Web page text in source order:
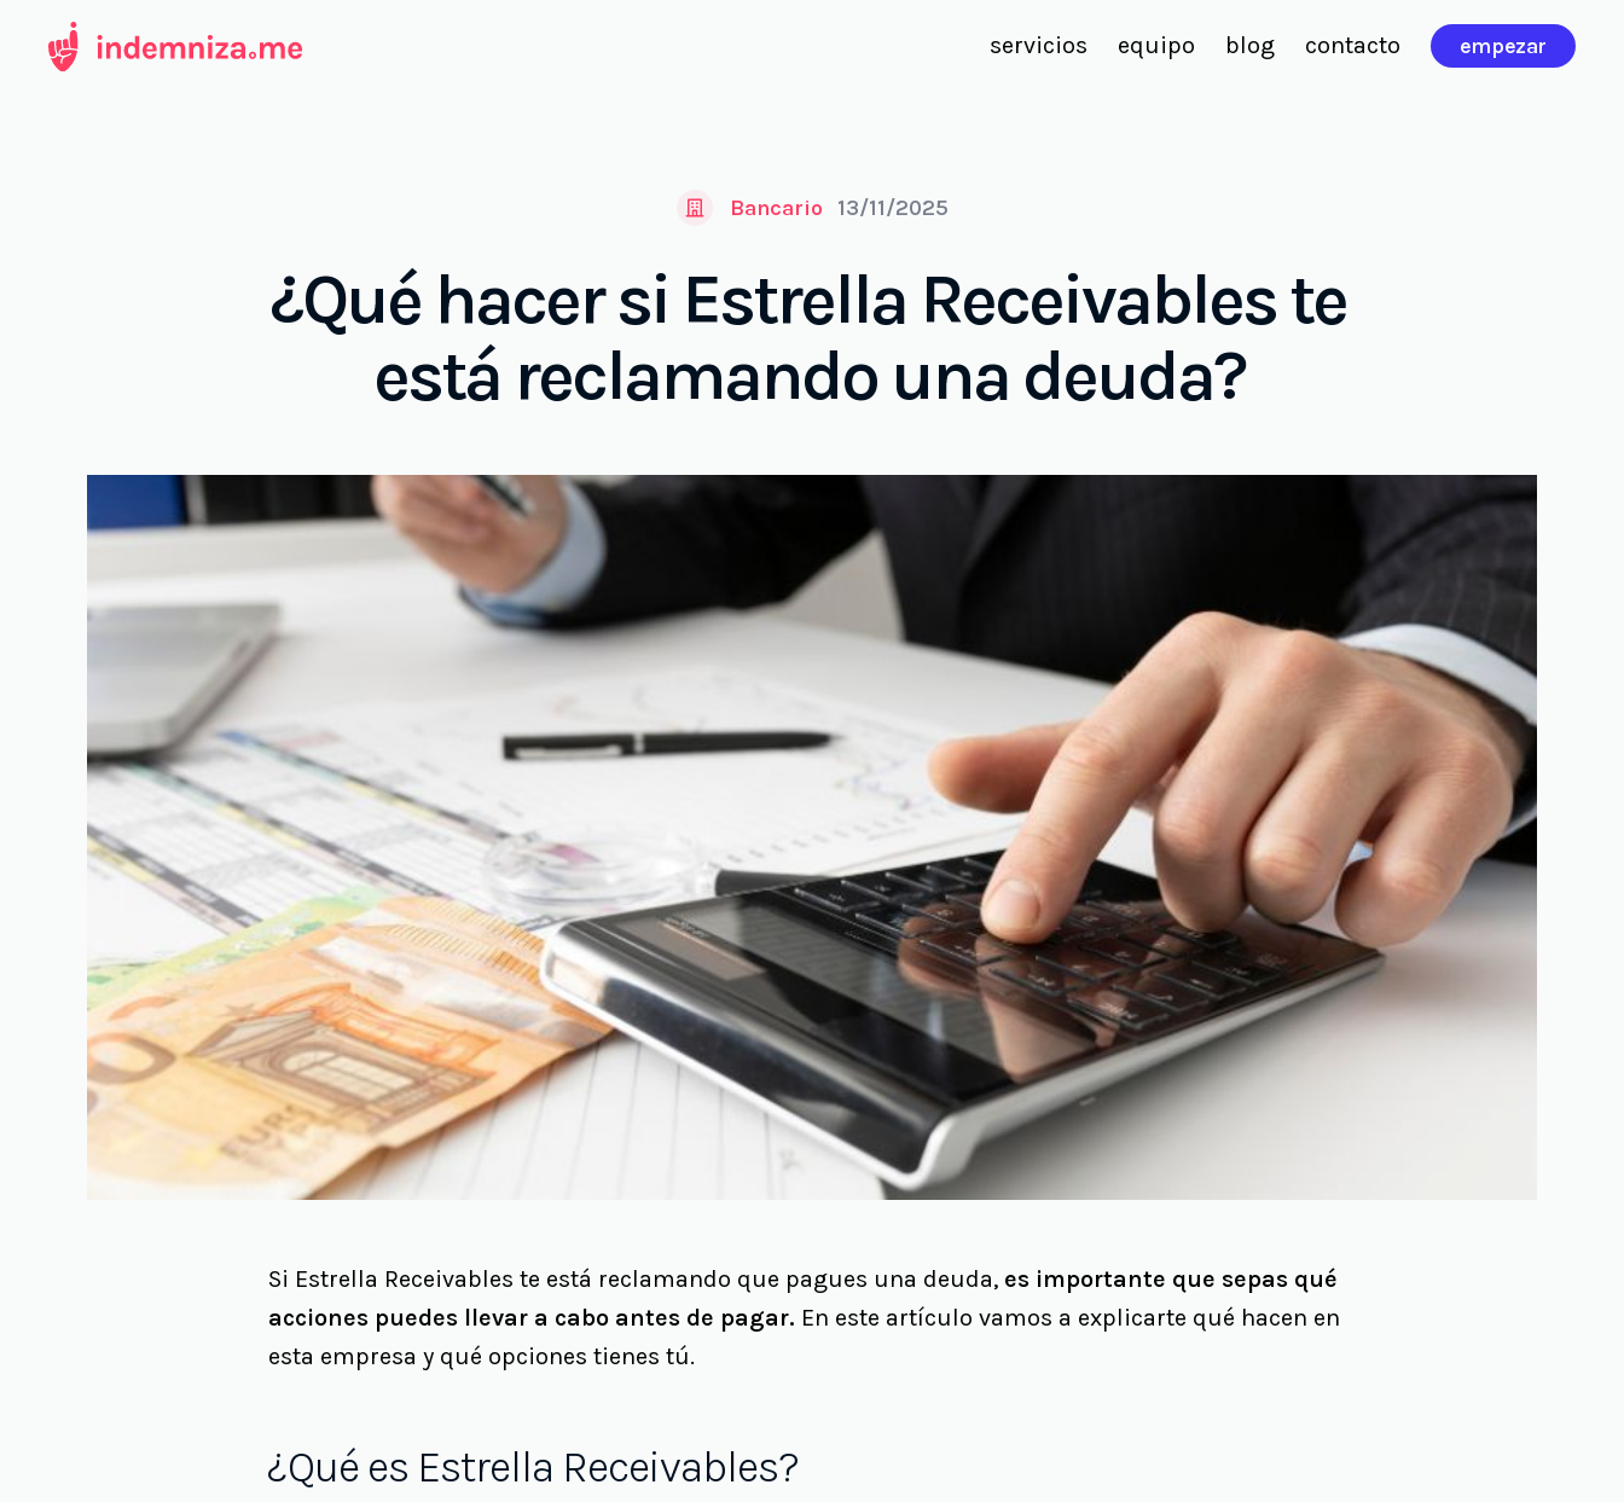
servicios equipo blog contacto empezar
Bancario 13/11/2025
¿Qué hacer si Estrella Receivables te
está reclamando una deuda?
Si Estrella Receivables te está reclamando que pagues una deuda, es importante que sepas qué
acciones puedes llevar a cabo antes de pagar. En este artículo vamos a explicarte qué hacen en
esta empresa y qué opciones tienes tú.
¿Qué es Estrella Receivables?